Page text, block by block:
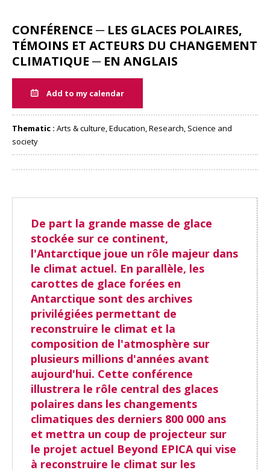
CONFÉRENCE ─ LES GLACES POLAIRES,
TÉMOINS ET ACTEURS DU CHANGEMENT
CLIMATIQUE ─ EN ANGLAIS
Add to my calendar
Thematic : Arts & culture, Education, Research, Science and
society
De part la grande masse de glace
stockée sur ce continent,
l'Antarctique joue un rôle majeur dans
le climat actuel. En parallèle, les
carottes de glace forées en
Antarctique sont des archives
privilégiées permettant de
reconstruire le climat et la
composition de l'atmosphère sur
plusieurs millions d'années avant
aujourd'hui. Cette conférence
illustrera le rôle central des glaces
polaires dans les changements
climatiques des derniers 800 000 ans
et mettra un coup de projecteur sur
le projet actuel Beyond EPICA qui vise
à reconstruire le climat sur les